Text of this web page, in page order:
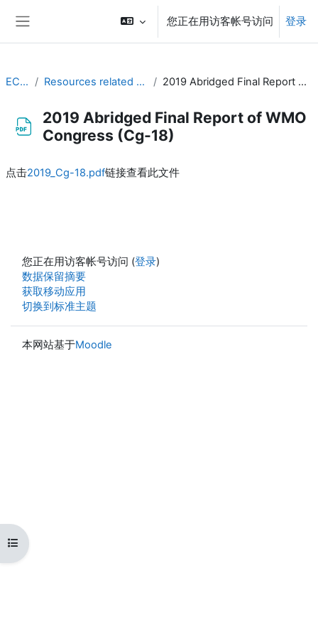
您正在用访客帐号访问 登录
打开课程索引
EC-CDP Resources related to the work of CDP 2019 Abridged Final Report of WMO Congress (Cg-18)
2019 Abridged Final Report of WMO
Congress (Cg-18)
点击2019_Cg-18.pdf链接查看此文件
您正在用访客帐号访问 (登录)
‎数据保留摘要‎
获取移动应用
切换到标准主题
本网站基于Moodle